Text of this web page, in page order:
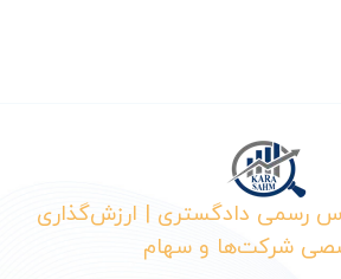
رسمی دادگستری | ارزش‌گذاری
شرکت‌ها و سهام